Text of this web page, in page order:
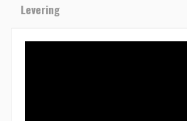
Levering